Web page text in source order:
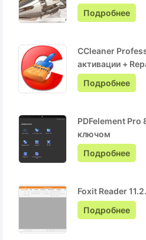
Подробнее
CCleaner
активации +
Подробнее
PDFelement Pro
ключом
Подробнее
Foxit Reader
Подробнее